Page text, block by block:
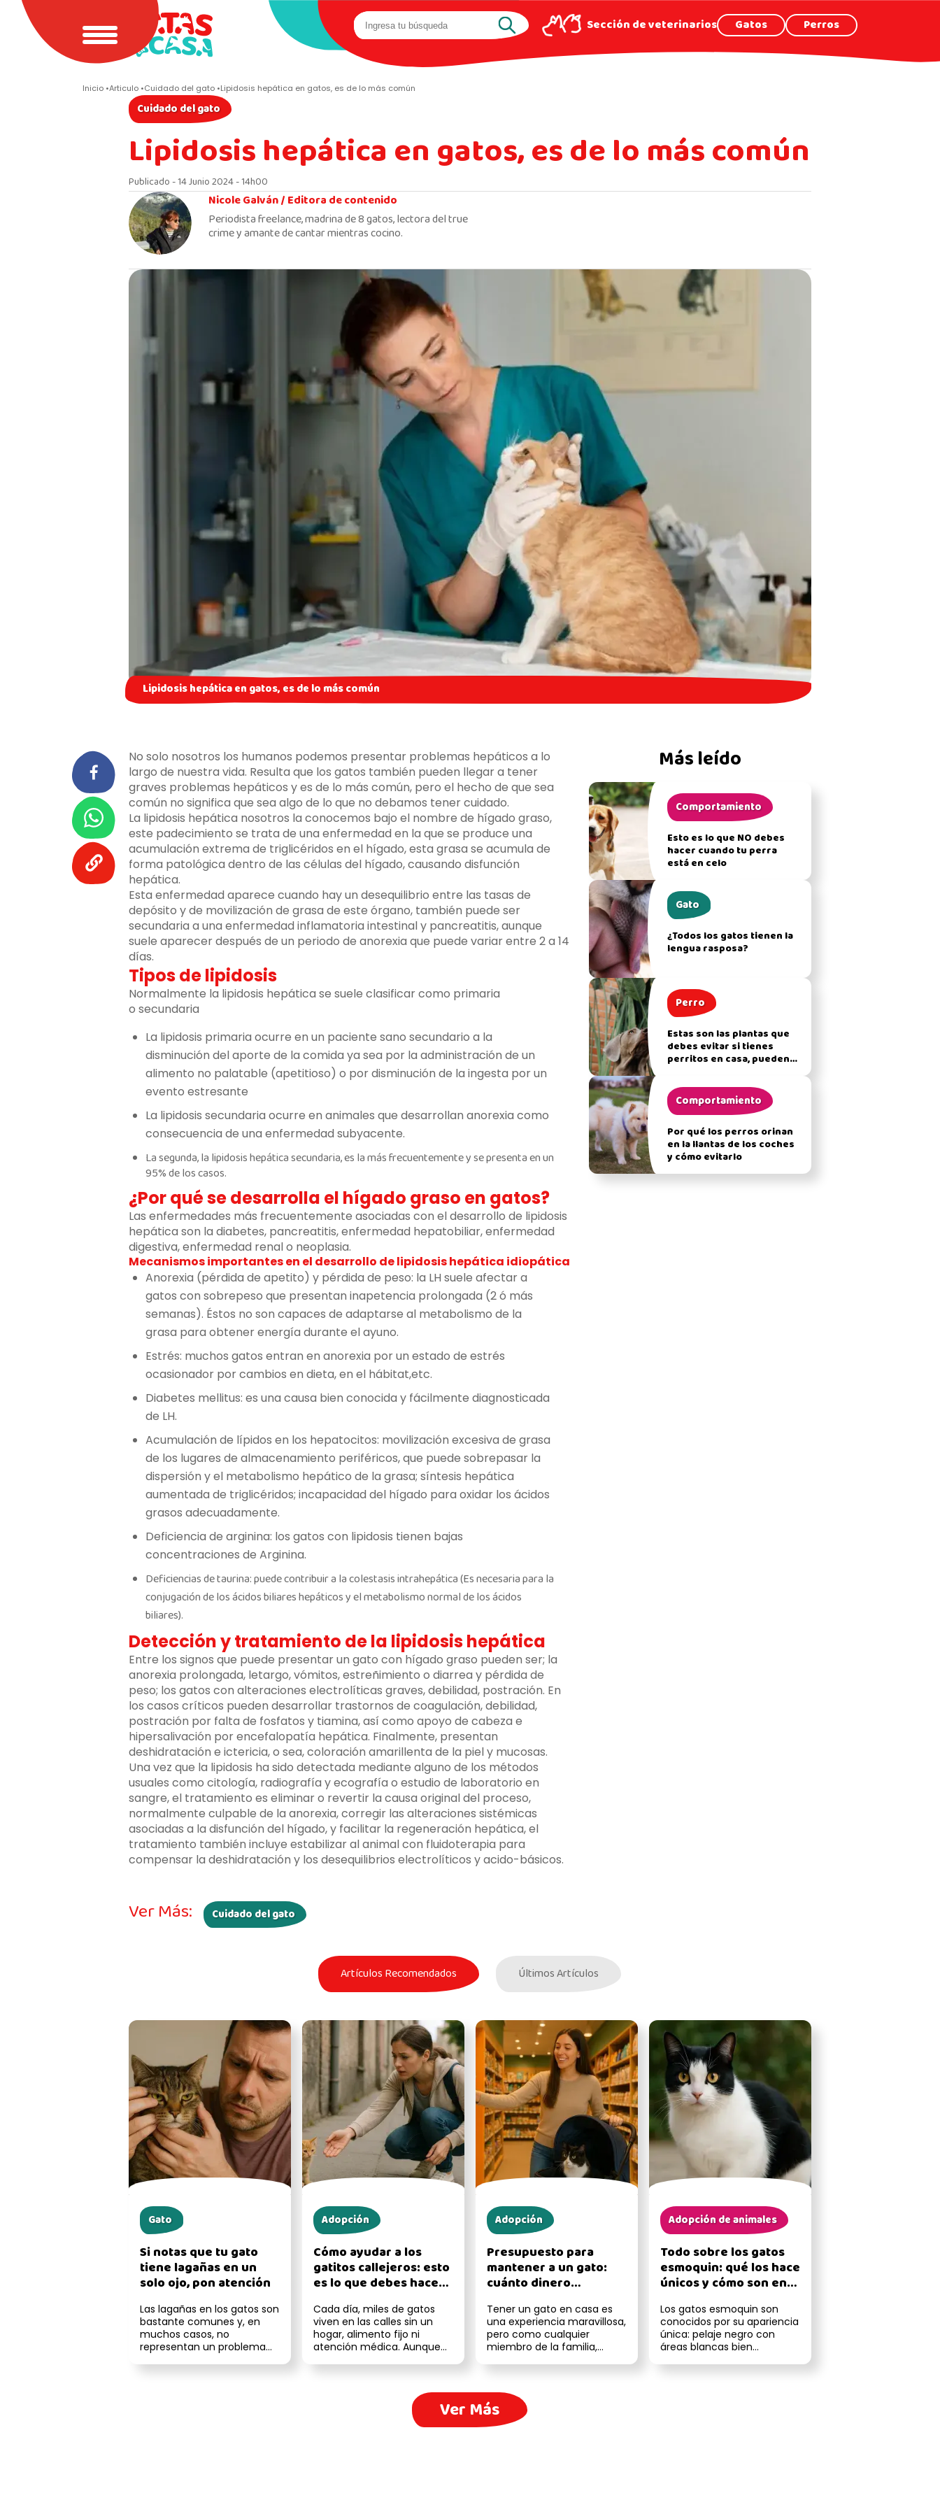
Sección de veterinarios Gatos Perros
Inicio Articulo Cuidado del gato Lipidosis hepática en gatos, es de lo más común
Cuidado del gato
Lipidosis hepática en gatos, es de lo más común
Publicado - 14 Junio 2024 - 14h00
Nicole Galván /Editora de contenido
Periodista freelance, madrina de 8 gatos, lectora del true
crime y amante de cantar mientras cocino.
Lipidosis hepática en gatos, es de lo más común
No solo nosotros los humanos podemos presentar problemas hepáticos a lo
largo de nuestra vida. Resulta que los gatos también pueden llegar a tener
graves problemas hepáticos y es de lo más común, pero el hecho de que sea
común no significa que sea algo de lo que no debamos tener cuidado.
La lipidosis hepática nosotros la conocemos bajo el nombre de hígado graso,
este padecimiento se trata de una enfermedad en la que se produce una
acumulación extrema de triglicéridos en el hígado, esta grasa se acumula de
forma patológica dentro de las células del hígado, causando disfunción
hepática.
Esta enfermedad aparece cuando hay un desequilibrio entre las tasas de
depósito y de movilización de grasa de este órgano, también puede ser
secundaria a una enfermedad inflamatoria intestinal y pancreatitis, aunque
suele aparecer después de un periodo de anorexia que puede variar entre 2 a 14
días.
Tipos de lipidosis
Normalmente la lipidosis hepática se suele clasificar como primaria
o secundaria
La lipidosis primaria ocurre en un paciente sano secundario a la
disminución del aporte de la comida ya sea por la administración de un
alimento no palatable (apetitioso) o por disminución de la ingesta por un
evento estresante
La lipidosis secundaria ocurre en animales que desarrollan anorexia como
consecuencia de una enfermedad subyacente.
La segunda, la lipidosis hepática secundaria, es la más frecuentemente y se presenta en un
95% de los casos.
¿Por qué se desarrolla el hígado graso en gatos?
Las enfermedades más frecuentemente asociadas con el desarrollo de lipidosis
hepática son la diabetes, pancreatitis, enfermedad hepatobiliar, enfermedad
digestiva, enfermedad renal o neoplasia.
Mecanismos importantes en el desarrollo de lipidosis hepática idiopática
Anorexia (pérdida de apetito) y pérdida de peso: la LH suele afectar a
gatos con sobrepeso que presentan inapetencia prolongada (2 ó más
semanas). Éstos no son capaces de adaptarse al metabolismo de la
grasa para obtener energía durante el ayuno.
Estrés: muchos gatos entran en anorexia por un estado de estrés
ocasionador por cambios en dieta, en el hábitat,etc.
Diabetes mellitus: es una causa bien conocida y fácilmente diagnosticada
de LH.
Acumulación de lípidos en los hepatocitos: movilización excesiva de grasa
de los lugares de almacenamiento periféricos, que puede sobrepasar la
dispersión y el metabolismo hepático de la grasa; síntesis hepática
aumentada de triglicéridos; incapacidad del hígado para oxidar los ácidos
grasos adecuadamente.
Deficiencia de arginina: los gatos con lipidosis tienen bajas
concentraciones de Arginina.
Deficiencias de taurina: puede contribuir a la colestasis intrahepática (Es necesaria para la
conjugación de los ácidos biliares hepáticos y el metabolismo normal de los ácidos
biliares).
Detección y tratamiento de la lipidosis hepática
Entre los signos que puede presentar un gato con hígado graso pueden ser; la
anorexia prolongada, letargo, vómitos, estreñimiento o diarrea y pérdida de
peso; los gatos con alteraciones electrolíticas graves, debilidad, postración. En
los casos críticos pueden desarrollar trastornos de coagulación, debilidad,
postración por falta de fosfatos y tiamina, así como apoyo de cabeza e
hipersalivación por encefalopatía hepática. Finalmente, presentan
deshidratación e ictericia, o sea, coloración amarillenta de la piel y mucosas.
Una vez que la lipidosis ha sido detectada mediante alguno de los métodos
usuales como citología, radiografía y ecografía o estudio de laboratorio en
sangre, el tratamiento es eliminar o revertir la causa original del proceso,
normalmente culpable de la anorexia, corregir las alteraciones sistémicas
asociadas a la disfunción del hígado, y facilitar la regeneración hepática, el
tratamiento también incluye estabilizar al animal con fluidoterapia para
compensar la deshidratación y los desequilibrios electrolíticos y acido-básicos.
Más leído
Comportamiento
Esto es lo que NO debes
hacer cuando tu perra
está en celo
Gato
¿Todos los gatos tienen la
lengua rasposa?
Perro
Estas son las plantas que
debes evitar si tienes
perritos en casa, pueden
Comportamiento
Por qué los perros orinan
en la llantas de los coches
y cómo evitarlo
Ver Más: Cuidado del gato
Artículos Recomendados Últimos Artículos
Gato
Si notas que tu gato
tiene lagañas en un
solo ojo, pon atención
Las lagañas en los gatos son
bastante comunes y, en
muchos casos, no
representan un problema
Adopción
Cómo ayudar a los
gatitos callejeros: esto
es lo que debes hacer,
según expertos
Cada día, miles de gatos
viven en las calles sin un
hogar, alimento fijo ni
atención médica. Aunque
Adopción
Presupuesto para
mantener a un gato:
cuánto dinero
una buena vida
Tener un gato en casa es
una experiencia maravillosa,
pero como cualquier
miembro de la familia,
Adopción de animales
Todo sobre los gatos
esmoquin: qué los hace
únicos y cómo son en
Los gatos esmoquin son
conocidos por su apariencia
única: pelaje negro con
áreas blancas bien
Ver Más